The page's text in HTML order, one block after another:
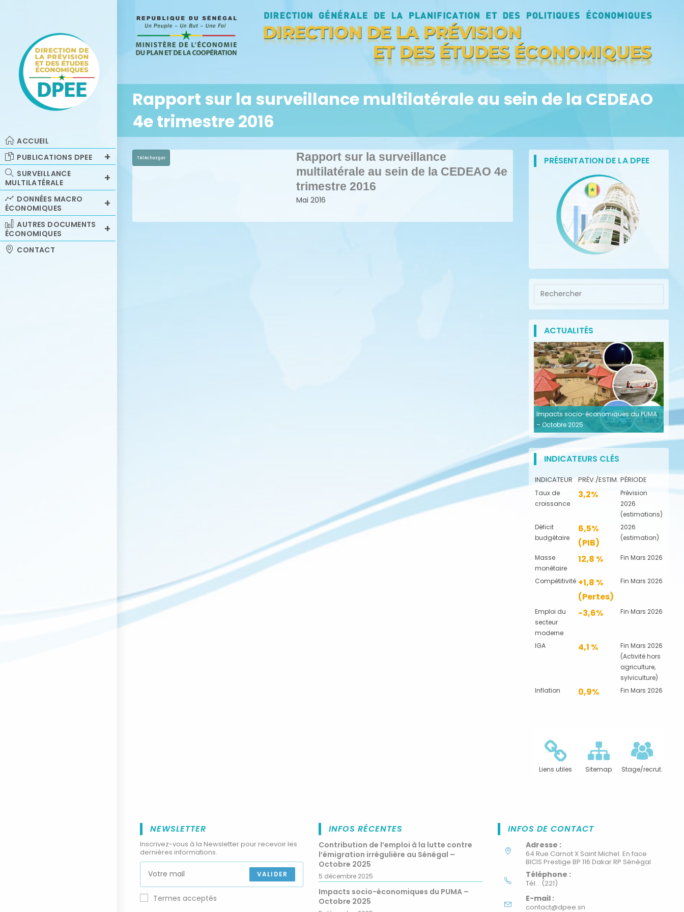
ACCUEIL
PUBLICATIONS DPEE
SURVEILLANCE
MULTILATÉRALE
DONNÉES MACRO
ÉCONOMIQUES
AUTRES DOCUMENTS
ÉCONOMIQUES
CONTACT
Rapport sur la surveillance multilatérale au sein de la CEDEAO
4e trimestre 2016
Télécharger
Rapport sur la surveillance
multilatérale au sein de la CEDEAO 4e
trimestre 2016
Mai 2016
PRÉSENTATION DE LA DPEE
ACTUALITÉS
Impacts socio-économiques du PUMA
– Octobre 2025
INDICATEURS CLÉS
INDICATEUR PRÉV./ESTIM. PÉRIODE
Taux de
croissance
3,2%
Prévision
2026
(estimations)
Déficit
budgétaire
6,5%
(PIB)
2026
(estimation)
Masse
monétaire
12,8 % Fin Mars 2026
Compétitivité +1,8 %
(Pertes)
Fin Mars 2026
Emploi du
secteur
moderne
-3,6% Fin Mars 2026
IGA 4,1 %
Fin Mars 2026
(Activité hors
agriculture,
sylviculture)
Inflation
0,9% Fin Mars 2026
Liens utiles Sitemap Stage/recrut.
NEWSLETTER
Inscrivez-vous à la Newsletter pour recevoir les
dernières informations.
VALIDER
Termes acceptés
INFOS RÉCENTES
Contribution de l’emploi à la lutte contre
l’émigration irrégulière au Sénégal –
Octobre 2025
5 décembre 2025
Impacts socio-économiques du PUMA –
Octobre 2025
INFOS DE CONTACT
Adresse :
64 Rue Carnot X Saint Michel. En face
BICIS Prestige BP 116 Dakar RP Sénégal
Téléphone :
Tél. : (221)
E-mail :
contact@dpee.sn